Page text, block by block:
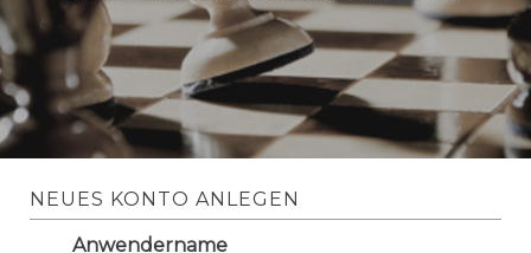
NEUES KONTO ANLEGEN
Anwendername